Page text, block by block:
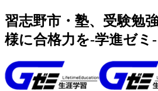
習志野市・塾、受験勉
様に合格力を-学進ゼミ-